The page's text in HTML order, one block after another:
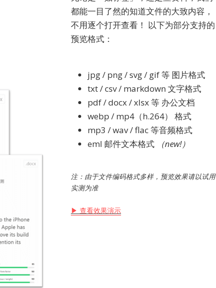
都能一目了然的知道文件的大致内容，
不用逐个打开查看！ 以下为部分支持的
预览格式：
jpg / png / svg / gif 等 图片格式
txt / csv / markdown 文字格式
pdf / docx / xlsx 等 办公文档
webp / mp4（h.264） 格式
mp3 / wav / flac 等音频格式
eml 邮件文本格式
（new!）
注：由于文件编码格式多样，预览效果请以试用
实测为准
▶ 查看效果演示